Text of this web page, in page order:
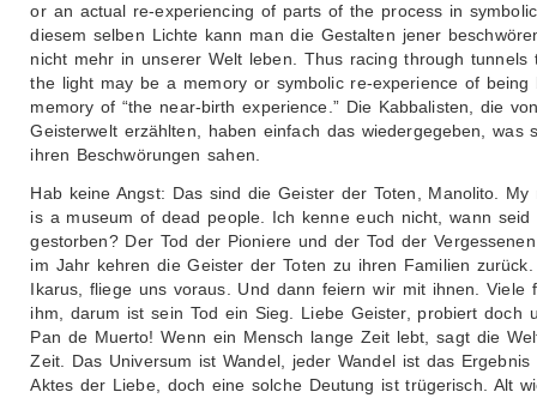
or an actual re-experiencing of parts of the process in
diesem selben Lichte kann man die Gestalten jener
nicht mehr in unserer Welt leben. Thus racing through tunnels
the light may be a memory or symbolic re-experience of being
memory of “the near-birth experience.” Die Kabbalisten, die
Geisterwelt erzählten, haben einfach das wiedergegeben, was
ihren Beschwörungen sahen.
Hab keine Angst: Das sind die Geister der Toten, Manolito. My
is a museum of dead people. Ich kenne euch nicht, wann seid
gestorben? Der Tod der Pioniere und der Tod der
im Jahr kehren die Geister der Toten zu ihren Familien zurück.
Ikarus, fliege uns voraus. Und dann feiern wir mit ihnen. Viele
ihm, darum ist sein Tod ein Sieg. Liebe Geister, probiert doch
Pan de Muerto! Wenn ein Mensch lange Zeit lebt, sagt die
Zeit. Das Universum ist Wandel, jeder Wandel ist das Ergebnis
Aktes der Liebe, doch eine solche Deutung ist trügerisch. Alt